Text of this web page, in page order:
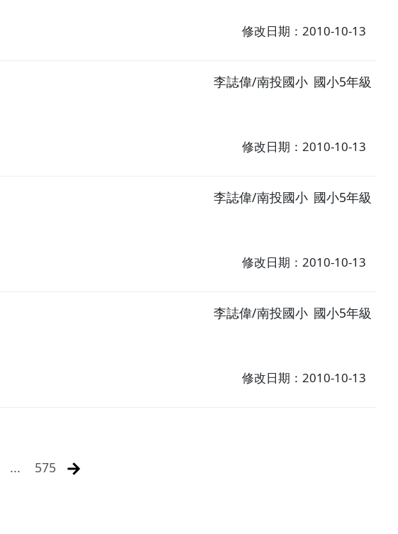
修改日期：2010-10-13
李誌偉/南投國小 國小5年級
修改日期：2010-10-13
李誌偉/南投國小 國小5年級
修改日期：2010-10-13
李誌偉/南投國小 國小5年級
修改日期：2010-10-13
... 575